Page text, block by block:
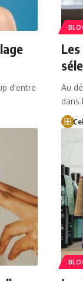
d'entre
Au
dans